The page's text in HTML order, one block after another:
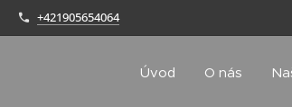
+421905654064
Úvod O nás